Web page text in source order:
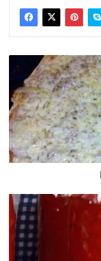
Margarita
Pindjur